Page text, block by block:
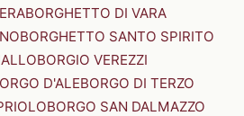
BORGHETTO DI VARA
BORGHETTO SANTO SPIRITO
BORGIO VEREZZI
D'ALEBORGO DI TERZO
BORGO SAN DALMAZZO